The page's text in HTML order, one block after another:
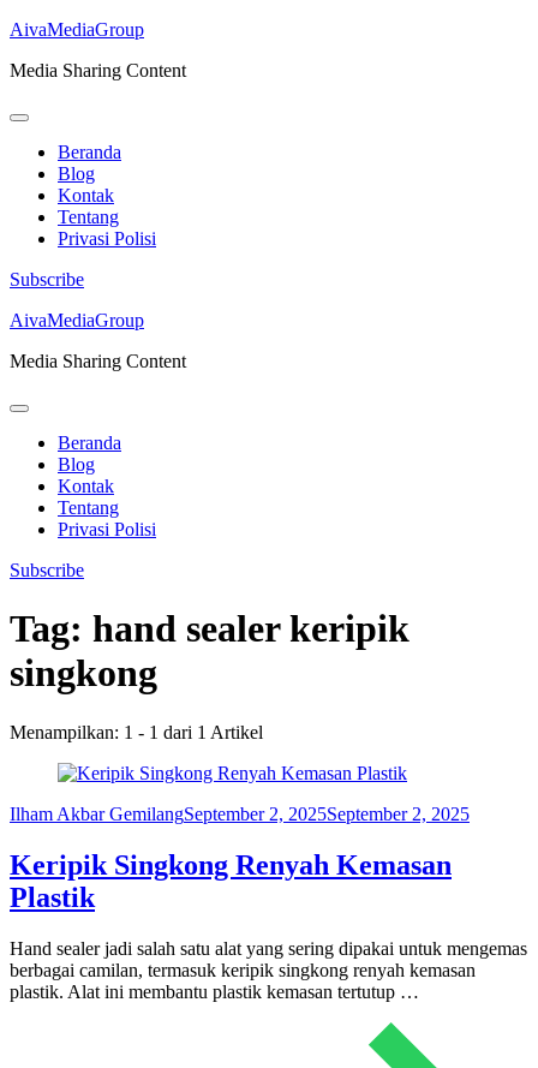
AivaMediaGroup
Media Sharing Content
Beranda
Blog
Kontak
Tentang
Privasi Polisi
Subscribe
Lompat
konten
Enter)
AivaMediaGroup
Media Sharing Content
Beranda
Blog
Kontak
Tentang
Privasi Polisi
Subscribe
Tag: hand sealer keripik
singkong
Menampilkan: 1 - 1 dari 1 Artikel
Ilham Akbar GemilangSeptember 2, 2025September 2, 2025
Keripik Singkong Renyah Kemasan
Plastik
Hand sealer jadi salah satu alat yang sering dipakai untuk mengemas
berbagai camilan, termasuk keripik singkong renyah kemasan
plastik. Alat ini membantu plastik kemasan tertutup …